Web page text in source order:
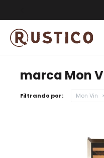
marca Mon
Filtrando por: Mon Vin